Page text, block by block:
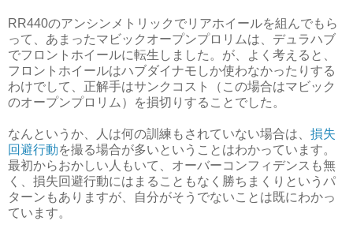
RR440のアンシンメトリックでリアホイールを組んでもら
って、あまったマビックオープンプロリムは、デュラハブ
でフロントホイールに転生しました。が、よく考えると、
フロントホイールはハブダイナモしか使わなかったりする
わけでして、正解手はサンクコスト（この場合はマビック
のオープンプロリム）を損切りすることでした。
なんというか、人は何の訓練もされていない場合は、 損失
回避行動を撮る場合が多いということはわかっています。
最初からおかしい人もいて、オーバーコンフィデンスも無
く、損失回避行動にはまることもなく勝ちまくりというパ
ターンもありますが、自分がそうでないことは既にわかっ
ています。